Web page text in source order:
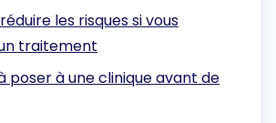
les risques si vous
traitement
poser à une clinique avant de